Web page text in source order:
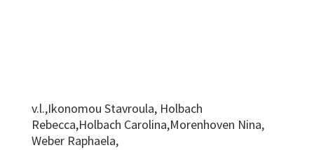
v.l.,Ikonomou Stavroula, Holbach
Rebecca,Holbach Carolina,Morenhoven Nina,
Weber Raphaela,